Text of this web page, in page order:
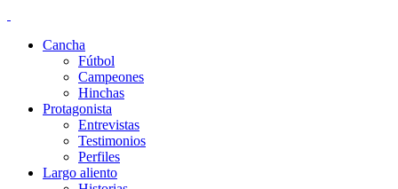
Cancha
Fútbol
Campeones
Hinchas
Protagonista
Entrevistas
Testimonios
Perfiles
Largo aliento